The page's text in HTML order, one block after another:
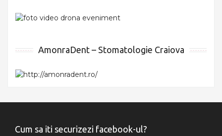
AmonraDent – Stomatologie Craiova
Cum sa iti securizezi facebook-ul?